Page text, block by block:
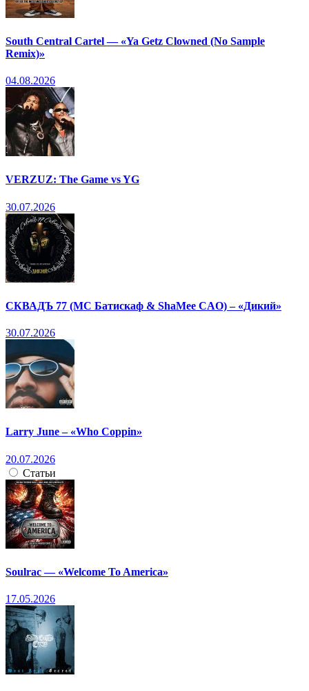
South Central Cartel — «Ya Getz Clowned (No Sample
Remix)»
04.08.2026
VERZUZ: The Game vs YG
30.07.2026
СКВАДЪ 77 (МС Батискаф & ShaMee CAO) – «Дикий»
30.07.2026
Larry June – «Who Coppin»
20.07.2026
Статьи
Soulrac — «Welcome To America»
17.05.2026